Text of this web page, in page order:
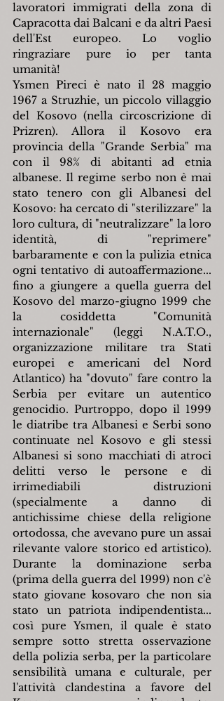
lavoratori immigrati della zona di
Capracotta dai Balcani e da altri Paesi
dell'Est europeo. Lo voglio
ringraziare pure io per tanta
umanità!
Ysmen Pireci è nato il 28 maggio
1967 a Struzhie, un piccolo villaggio
del Kosovo (nella circoscrizione di
Prizren). Allora il Kosovo era
provincia della "Grande Serbia" ma
con il 98% di abitanti ad etnia
albanese. Il regime serbo non è mai
stato tenero con gli Albanesi del
Kosovo: ha cercato di "sterilizzare" la
loro cultura, di "neutralizzare" la loro
identità, di "reprimere"
barbaramente e con la pulizia etnica
ogni tentativo di autoaffermazione...
fino a giungere a quella guerra del
Kosovo del marzo-giugno 1999 che
la cosiddetta "Comunità
internazionale" (leggi N.A.T.O.,
organizzazione militare tra Stati
europei e americani del Nord
Atlantico) ha "dovuto" fare contro la
Serbia per evitare un autentico
genocidio. Purtroppo, dopo il 1999
le diatribe tra Albanesi e Serbi sono
continuate nel Kosovo e gli stessi
Albanesi si sono macchiati di atroci
delitti verso le persone e di
irrimediabili distruzioni
(specialmente a danno di
antichissime chiese della religione
ortodossa, che avevano pure un assai
rilevante valore storico ed artistico).
Durante la dominazione serba
(prima della guerra del 1999) non c'è
stato giovane kosovaro che non sia
stato un patriota indipendentista...
così pure Ysmen, il quale è stato
sempre sotto stretta osservazione
della polizia serba, per la particolare
sensibilità umana e culturale, per
l'attività clandestina a favore del